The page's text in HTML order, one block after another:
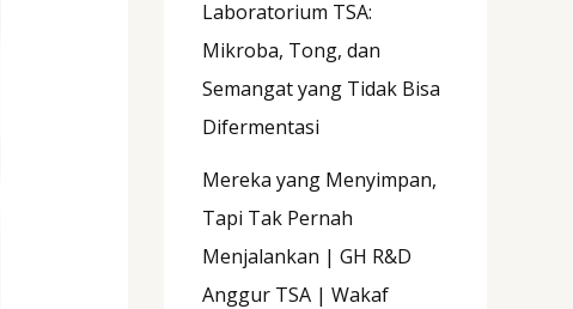
Laboratorium TSA:
Mikroba, Tong, dan
Semangat yang Tidak Bisa
Difermentasi
Mereka yang Menyimpan,
Tapi Tak Pernah
Menjalankan | GH R&D
Anggur TSA | Wakaf